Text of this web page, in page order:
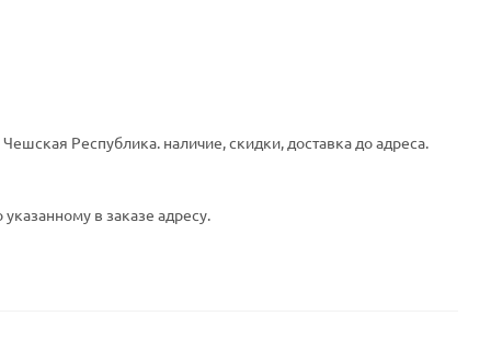
Республика. наличие, скидки, доставка до адреса.
в заказе адресу.